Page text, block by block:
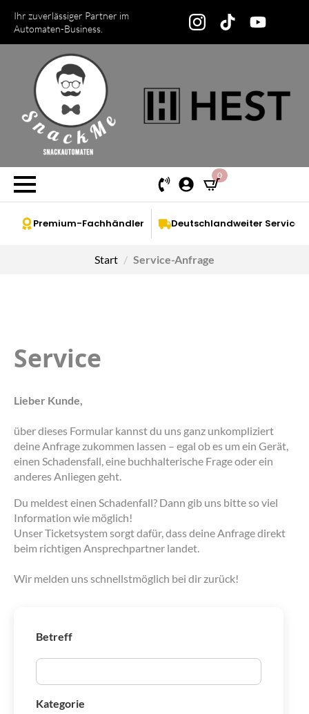
Ihr zuverlässiger Partner im
Automaten-Business.
0
Premium-Fachhändler Deutschlandweiter Service
Start Service-Anfrage
Service
Lieber Kunde,
über dieses Formular kannst du uns ganz unkompliziert
deine Anfrage zukommen lassen – egal ob es um ein Gerät,
einen Schadensfall, eine buchhalterische Frage oder ein
anderes Anliegen geht.
Du meldest einen Schadenfall? Dann gib uns bitte so viel
Information wie möglich!
Unser Ticketsystem sorgt dafür, dass deine Anfrage direkt
beim richtigen Ansprechpartner landet.
Wir melden uns schnellstmöglich bei dir zurück!
Betreff
Kategorie